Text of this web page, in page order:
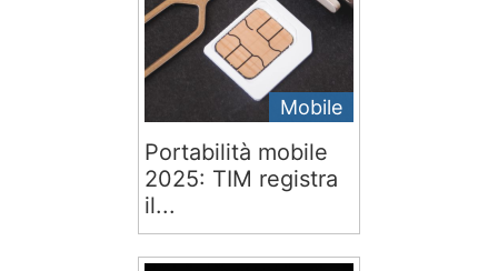
Mobile
Portabilità mobile
2025: TIM registra
il...